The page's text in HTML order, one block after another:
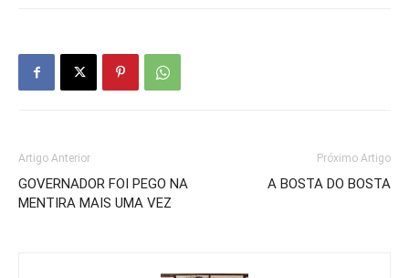
Artigo Anterior
GOVERNADOR FOI PEGO NA
MENTIRA MAIS UMA VEZ
Próximo Artigo
A BOSTA DO BOSTA